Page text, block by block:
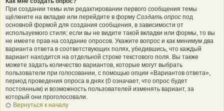
При создании темы или редактировании первого сообщения темы
щёлкните на вкладке или перейдите в форму Создать опрос под
основной формой для создания сообщения, в зависимости от
используемого стиля; если вы не видите такой вкладки или формы, то вы
не имеете прав на создание опросов. Укажите вопрос и как минимум два
варианта ответа в соответствующих полях, убедившись, что каждый
вариант находится на отдельной строке текстового поля. Вы также
можете задать количество вариантов, которые могут выбрать
пользователи при голосовании, с помощью опции «Вариантов ответа»,
период проведения опроса в днях (0 означает, что опрос будет
постоянным) и возможность пользователей изменять вариант, за
который они проголосовали.
Вернуться к началу